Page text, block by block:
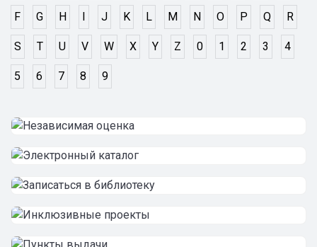
F G H I J K L M N O P Q R
S T U V W X Y Z 0 1 2 3 4
5 6 7 8 9